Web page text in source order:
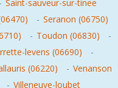
- Saint-sauveur-sur-tinee
- Seranon (06750)
- Toudon (06830)
-
levens (06690)
-
(06220) - Venanson
- Villeneuve-loubet